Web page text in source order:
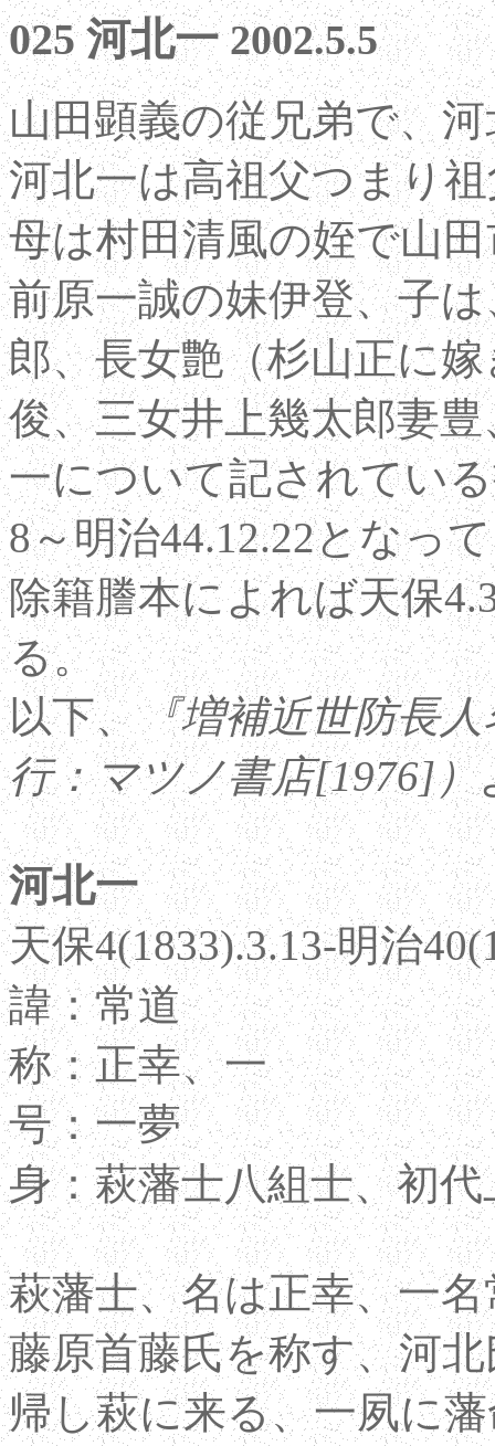
025 河北一2002.5.5
山田顕義の従兄弟で、
河北一は高祖父つまり
母は村田清風の姪で山
前原一誠の妹伊登、子
郎、長女艶（杉山正に
俊、三女井上幾太郎妻
一について記されてい
8～明治44.12.22となっ
除籍謄本によれば天保
る。
以下、『増補近世防長
行：マツノ書店[1976]）
河北一
天保4(1833).3.13-明治
諱：常道
称：正幸、一
号：一夢
身：萩藩士八組士、初
萩藩士、名は正幸、一
藤原首藤氏を称す、河
帰し萩に来る、一夙に